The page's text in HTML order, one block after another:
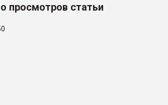
просмотров статьи